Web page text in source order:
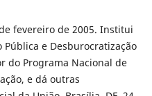
de fevereiro de 2005. Institui
Pública e Desburocratização
do Programa Nacional de
e dá outras